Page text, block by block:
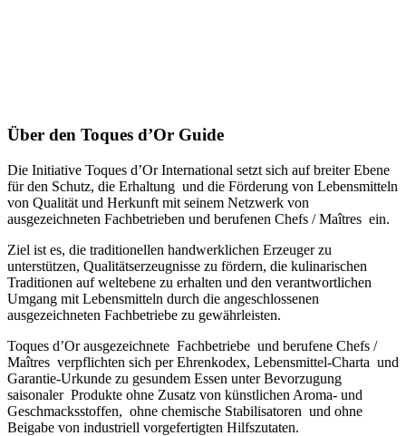
Über den Toques d’Or Guide
Die Initiative Toques d’Or International setzt sich auf breiter Ebene
für den Schutz, die Erhaltung und die Förderung von Lebensmitteln
von Qualität und Herkunft mit seinem Netzwerk von
ausgezeichneten Fachbetrieben und berufenen Chefs / Maîtres ein.
Ziel ist es, die traditionellen handwerklichen Erzeuger zu
unterstützen, Qualitätserzeugnisse zu fördern, die kulinarischen
Traditionen auf weltebene zu erhalten und den verantwortlichen
Umgang mit Lebensmitteln durch die angeschlossenen
ausgezeichneten Fachbetriebe zu gewährleisten.
Toques d’Or ausgezeichnete Fachbetriebe und berufene Chefs /
Maîtres verpflichten sich per Ehrenkodex, Lebensmittel-Charta und
Garantie-Urkunde zu gesundem Essen unter Bevorzugung
saisonaler Produkte ohne Zusatz von künstlichen Aroma- und
Geschmacksstoffen, ohne chemische Stabilisatoren und ohne
Beigabe von industriell vorgefertigten Hilfszutaten.